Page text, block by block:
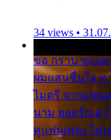
34 views •
ขอ กราบ ขอบ
ผมแสนชื่นใจ หา
ไมตรี จากแฟน
นาม ยอดรักเอา
คู่แฟนเพลง ไม่